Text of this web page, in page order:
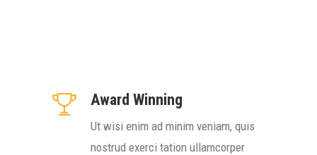
Award Winning
Ut wisi enim ad minim veniam, quis
nostrud exerci tation ullamcorper